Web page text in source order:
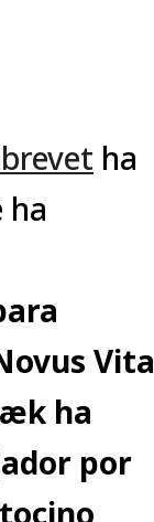
ha
ha
Vita
ha
por